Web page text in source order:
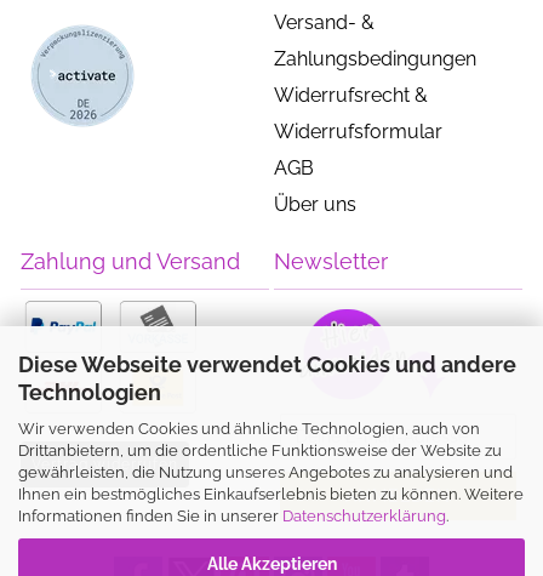
Diese Webseite verwendet Cookies und andere
Technologien
Wir verwenden Cookies und ähnliche Technologien, auch von
Drittanbietern, um die ordentliche Funktionsweise der Website zu
gewährleisten, die Nutzung unseres Angebotes zu analysieren und
Ihnen ein bestmögliches Einkaufserlebnis bieten zu können. Weitere
Informationen finden Sie in unserer Datenschutzerklärung.
Alle Akzeptieren
Versand- &
Zahlungsbedingungen
Widerrufsrecht &
Widerrufsformular
AGB
Über uns
Zahlung und Versand
Vertrag widerrufen
Newsletter